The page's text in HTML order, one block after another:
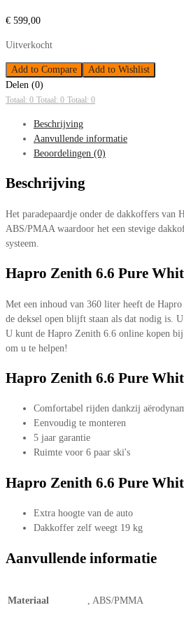
€ 599,00
Uitverkocht
Add to Compare
Add to Wishlist
Delen (0)
Totaal: 0 Totaal: 0 Totaal: 0
Beschrijving
Aanvullende informatie
Beoordelingen (0)
Beschrijving
Het paradepaardje onder de dakkoffers
ABS/PMAA waardoor het een stevige
systeem.
Hapro Zenith 6.6 Pure
Met een inhoud van 360 liter heeft de
de deksel open blijft staan als dat nodig is.
U kunt de Hapro Zenith 6.6 online kopen bij
om u te helpen!
Hapro Zenith 6.6 Pure
Comfortabel rijden dankzij
Eenvoudig te monteren
5 jaar garantie
Ruimte voor 6 paar ski's
Hapro Zenith 6.6 Pure
Extra hoogte van de auto
Dakkoffer zelf weegt 19 kg
Aanvullende informatie
Materiaal , ABS/PMMA